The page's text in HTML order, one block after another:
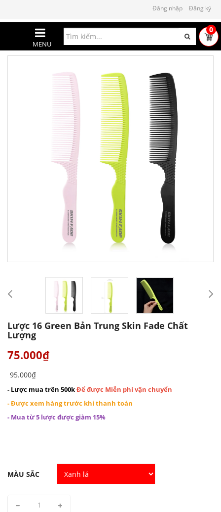
Đăng nhập Đăng ký
MENU
0
Lược 16 Green Bản Trung Skin Fade Chất
Lượng
75.000₫
95.000₫
- Lược mua trên 500kĐể được Miễn phí vận chuyển
- Được xem hàng trước khi thanh toán
- Mua từ 5 lược được giàm 15%
MÀU SẮC